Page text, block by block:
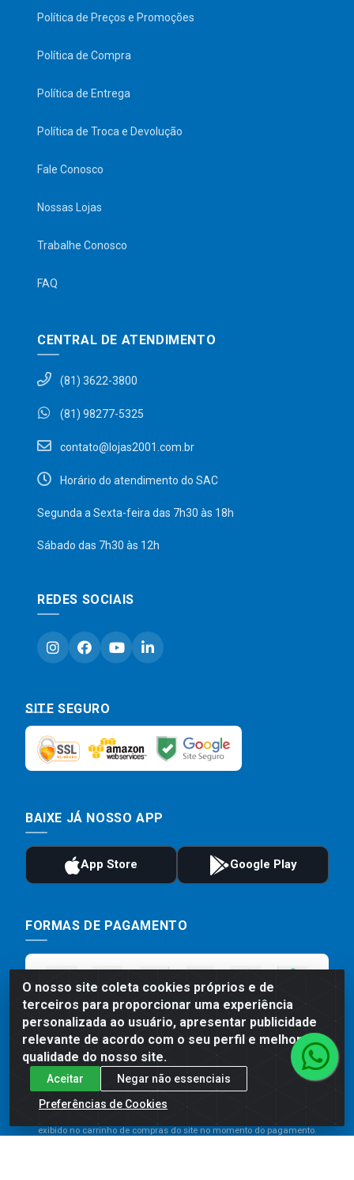
O nosso site coleta cookies próprios e de
terceiros para proporcionar uma experiência
personalizada ao usuário, apresentar publicidade
relevante de acordo com o seu perfil e melhorar a
qualidade do nosso site.
Aceitar
Negar não essenciais
Preferências de Cookies
Política de Preços e Promoções
Política de Compra
Política de Entrega
Política de Troca e Devolução
Fale Conosco
Nossas Lojas
Trabalhe Conosco
FAQ
CENTRAL DE ATENDIMENTO
(81) 3622-3800
(81) 98277-5325
contato@lojas2001.com.br
Horário do atendimento do SAC
Segunda a Sexta-feira das 7h30 às 18h
Sábado das 7h30 às 12h
REDES SOCIAIS
SITE SEGURO
BAIXE JÁ NOSSO APP
FORMAS DE PAGAMENTO
Preços, promoções, condições de pagamento e frete são válidos
para compras realizadas exclusivamente pelo site. Caso haja
exibido no carrinho de compras do site no momento do pagamento.